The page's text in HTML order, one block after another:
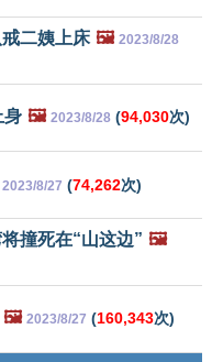
二姨上床 🖼️ 2023/8/28
身 🖼️ 2023/8/28 (94,030次)
2023/8/27 (74,262次)
撞死在“山这边” 🖼️
🖼️ 2023/8/27 (160,343次)